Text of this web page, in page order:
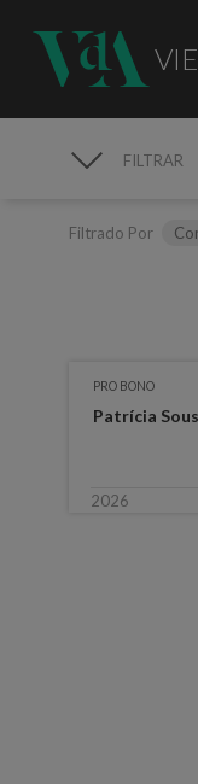
FILTRAR
Filtrado Por
PRO BONO
Patrícia
2026